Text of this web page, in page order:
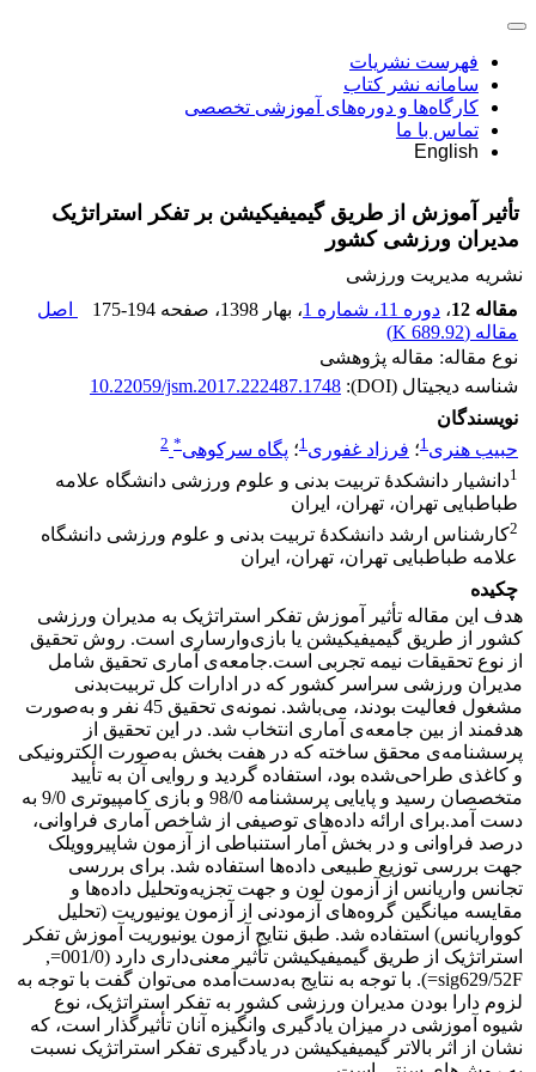
فهرست نشریات
سامانه نشر کتاب
کارگاه‌ها و دوره‌های آموزشی تخصصی
تماس با ما
English
تأثیر آموزش از طریق گیمیفیکیشن بر تفکر استراتژیک
مدیران ورزشی کشور
نشریه مدیریت ورزشی
مقاله 12
، دوره 11، شماره 1 ، بهار 1398 ، صفحه 175-194
اصل
مقاله (689.92 K
)
نوع مقاله: مقاله پژوهشی
شناسه دیجیتال (DOI):
10.22059/jsm.2017.222487.1748
نویسندگان
حبیب هنری1؛ فرزاد غفوری1؛ پگاه سرکوهی*
2
1دانشیار دانشکدۀ تربیت بدنی و علوم ورزشی دانشگاه علامه
طباطبایی تهران، تهران، ایران
2کارشناس ارشد دانشکدۀ تربیت بدنی و علوم ورزشی دانشگاه
علامه طباطبایی تهران، تهران، ایران
چکیده
هدف این مقاله تأثیر آموزش تفکر استراتژیک به مدیران ورزشی
کشور از طریق گیمیفیکیشن یا بازی‌وارساری است. روش تحقیق
از نوع تحقیقات نیمه تجربی است.جامعه‌ی آماری تحقیق شامل
مدیران ورزشی سراسر کشور که در ادارات کل تربیت‌بدنی
مشغول فعالیت بودند، می‌باشد. نمونه‌ی تحقیق 45 نفر و به‌صورت
هدفمند از بین جامعه‌ی آماری انتخاب شد. در این تحقیق از
پرسشنامه‌ی محقق ساخته که در هفت بخش به‌صورت الکترونیکی
و کاغذی طراحی‌شده بود، استفاده گردید و روایی آن به تأیید
متخصصان رسید و پایایی پرسشنامه 98/0 و بازی کامپیوتری 9/0 به
دست آمد.برای ارائه داده‌های توصیفی از شاخص آماری فراوانی،
درصد فراوانی و در بخش آمار استنباطی از آزمون شاپیروویلک
جهت بررسی توزیع طبیعی داده‌ها استفاده شد. برای بررسی
تجانس واریانس از آزمون لون و جهت تجزیه‌وتحلیل داده‌ها و
مقایسه میانگین گروه‌های آزمودنی از آزمون یونیوریت (تحلیل
کوواریانس) استفاده شد. طبق نتایج آزمون یونیوریت آموزش تفکر
استراتژیک از طریق گیمیفیکیشن تأثیر معنی‌داری دارد (001/0=,
sig629/52F=). با توجه به نتایج به‌دست‌آمده می‌توان گفت با توجه به
لزوم دارا بودن مدیران ورزشی کشور به تفکر استراتژیک، نوع
شیوه آموزشی در میزان یادگیری وانگیزه آنان تأثیرگذار است، که
نشان از اثر بالاتر گیمیفیکیشن در یادگیری تفکر استراتژیک نسبت